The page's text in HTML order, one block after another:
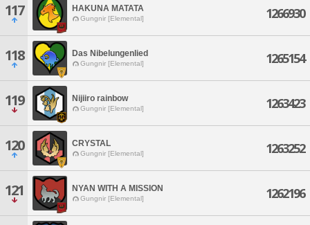
117 HAKUNA MATATA
Gungnir [Elemental] 1266930
118 Das Nibelungenlied
Gungnir [Elemental] 1265154
119 Nijiiro rainbow
Gungnir [Elemental] 1263423
120 CRYSTAL
Gungnir [Elemental] 1263252
121 NYAN WITH A MISSION
Gungnir [Elemental] 1262196